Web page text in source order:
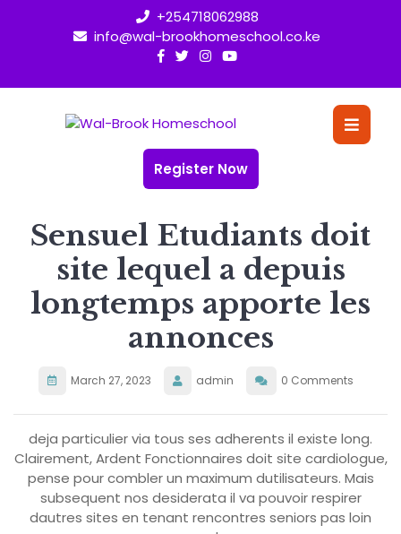
+254718062988
info@wal-brookhomeschool.co.ke
Register Now
Sensuel Etudiants doit
site lequel a depuis
longtemps apporte les
annonces
March 27, 2023 admin 0 Comments
deja particulier via tous ses adherents il existe long.
Clairement, Ardent Fonctionnaires doit site cardiologue,
pense pour combler un maximum dutilisateurs. Mais
subsequent nos desiderata il va pouvoir respirer
dautres sites en tenant rencontres seniors pas loin